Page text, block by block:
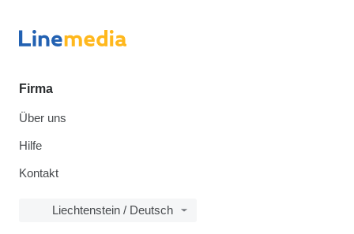
Firma
Über uns
Hilfe
Kontakt
Liechtenstein / Deutsch